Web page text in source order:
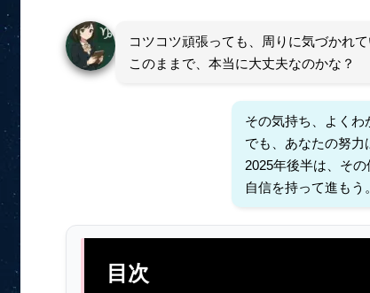
コツコツ頑張っても、周りに気づかれ
このままで、本当に大丈夫なのかな？
その気持ち、よくわ
でも、あなたの努力
2025年後半は、そ
自信を持って進もう。
目次